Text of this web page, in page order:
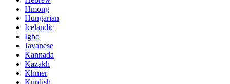
Hmong
Hungarian
Icelandic
Igbo
Javanese
Kannada
Kazakh
Khmer
Kurdish